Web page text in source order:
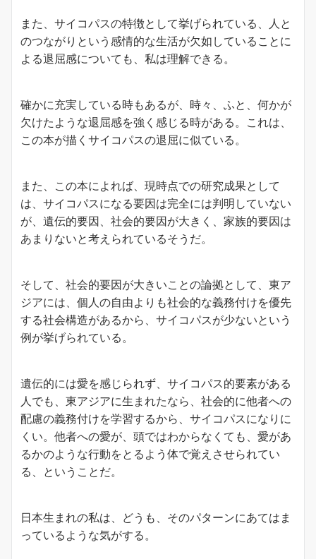
また、サイコパスの特徴として挙げられている、人と
のつながりという感情的な生活が欠如していることに
よる退屈感についても、私は理解できる。
確かに充実している時もあるが、時々、ふと、何かが
欠けたような退屈感を強く感じる時がある。これは、
この本が描くサイコパスの退屈に似ている。
また、この本によれば、現時点での研究成果として
は、サイコパスになる要因は完全には判明していない
が、遺伝的要因、社会的要因が大きく、家族的要因は
あまりないと考えられているそうだ。
そして、社会的要因が大きいことの論拠として、東ア
ジアには、個人の自由よりも社会的な義務付けを優先
する社会構造があるから、サイコパスが少ないという
例が挙げられている。
遺伝的には愛を感じられず、サイコパス的要素がある
人でも、東アジアに生まれたなら、社会的に他者への
配慮の義務付けを学習するから、サイコパスになりに
くい。他者への愛が、頭ではわからなくても、愛があ
るかのような行動をとるよう体で覚えさせられてい
る、ということだ。
日本生まれの私は、どうも、そのパターンにあてはま
っているような気がする。